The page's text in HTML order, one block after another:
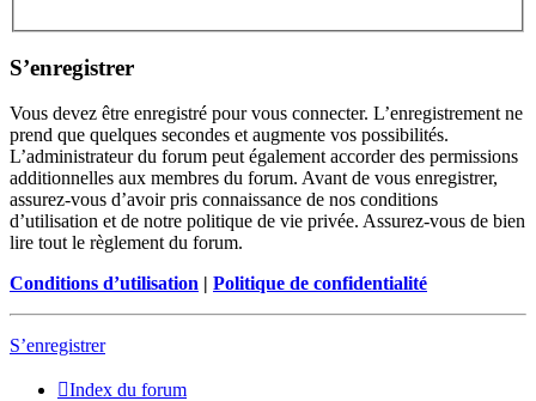
S’enregistrer
Vous devez être enregistré pour vous connecter. L’enregistrement ne
prend que quelques secondes et augmente vos possibilités.
L’administrateur du forum peut également accorder des permissions
additionnelles aux membres du forum. Avant de vous enregistrer,
assurez-vous d’avoir pris connaissance de nos conditions
d’utilisation et de notre politique de vie privée. Assurez-vous de bien
lire tout le règlement du forum.
Conditions d’utilisation | Politique de confidentialité
S’enregistrer
Index du forum